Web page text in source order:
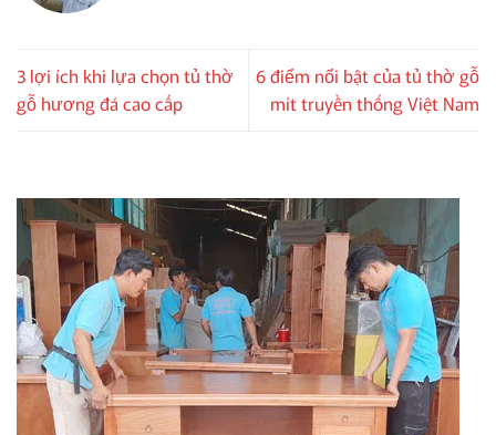
3 lợi ích khi lựa chọn tủ thờ
gỗ hương đá cao cấp
6 điểm nổi bật của tủ thờ gỗ
mít truyền thống Việt Nam